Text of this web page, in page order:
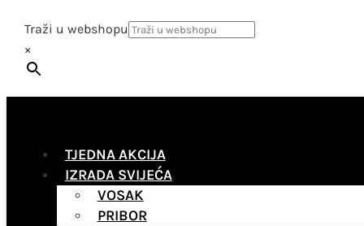
Traži u webshopu
×
TJEDNA AKCIJA
IZRADA SVIJEĆA
VOSAK
PRIBOR